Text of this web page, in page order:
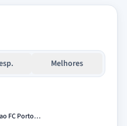
Melhores
FC Porto…